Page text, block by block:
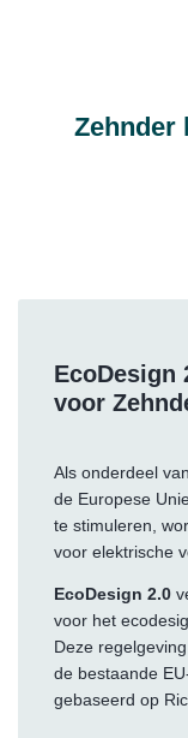
Zehnder
EcoDesign
voor
Als onderdeel
de Europese
te stimuleren,
voor elektrische
EcoDesign 2.0
voor het
Deze
de bestaande
gebaseerd op